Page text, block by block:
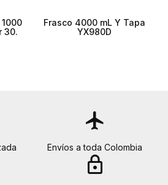
30.
Frasco 4000 mL Y Tapa
YX980D
flight
Envíos a toda Colombia
lock